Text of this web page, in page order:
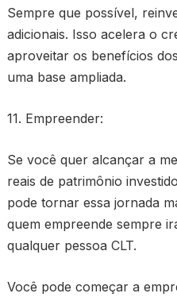
Sempre que possível,
adicionais. Isso acelera o
aproveitar os benefícios
uma base ampliada.
11. Empreender:
Se você quer alcançar a
reais de patrimônio
pode tornar essa jornada
quem empreende sempre
qualquer pessoa CLT.
Você pode começar a